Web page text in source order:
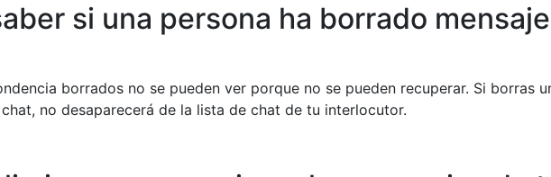
si una persona ha borrado
borrados no se pueden ver porque no se pueden recuperar. Si borras
no desaparecerá de la lista de chat de tu interlocutor.